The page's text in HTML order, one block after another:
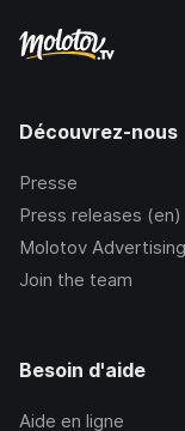
Découvrez-nous
Presse
Press releases (en)
Molotov Advertising
Join the team
Besoin d'aide
Aide en ligne